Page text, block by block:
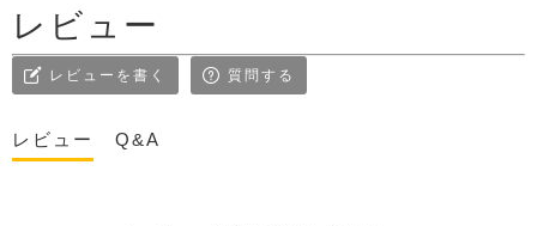
レビュー
レビューを書く 質問する
レビュー Q&A